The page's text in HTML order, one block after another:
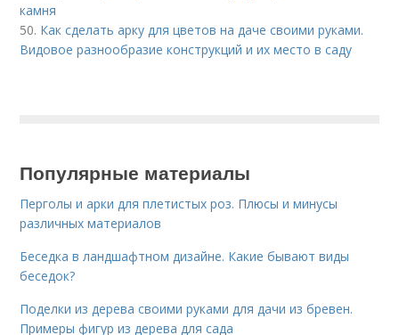
камня
50. Как сделать арку для цветов на даче своими руками.
Видовое разнообразие конструкций и их место в саду
Популярные материалы
Перголы и арки для плетистых роз. Плюсы и минусы
различных материалов
Беседка в ландшафтном дизайне. Какие бывают виды
беседок?
Поделки из дерева своими руками для дачи из бревен.
Примеры фигур из дерева для сада